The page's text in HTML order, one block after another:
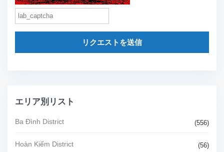
リクエストを送信
エリア別リスト
Ba Đình District (556)
Hoàn Kiếm District (56)